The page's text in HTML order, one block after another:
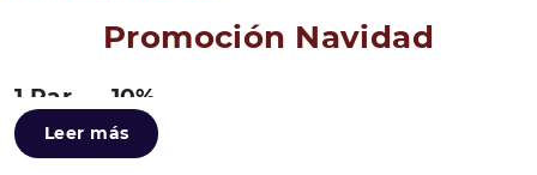
Promoción Navidad
1 Par 10%
2 Pares 50% Descuento en la 2ª Unidad.
Leer más